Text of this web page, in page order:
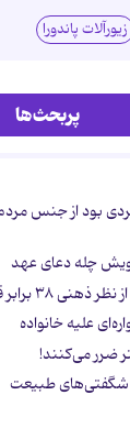
زیورآلات پاندورا
پربحث‌ها
بود از جنس
چله دعای عهد
برابر قوی‌تر کنیم؟
ضرر می‌کنند!
شگفتی‌های طبیعت